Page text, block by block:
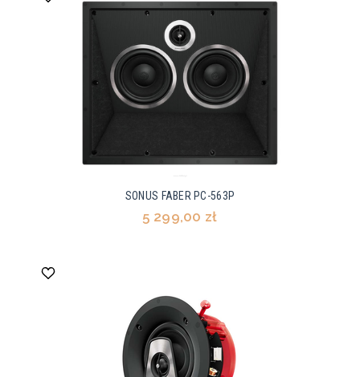
SONUS FABER PC-563P
5 299,00 zł